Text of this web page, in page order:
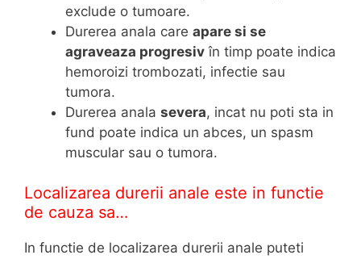
exclude o tumoare.
Durerea anala care apare si se
agraveaza progresiv în timp poate indica
hemoroizi trombozati, infectie sau
tumora.
Durerea anala severa, incat nu poti sta in
fund poate indica un abces, un spasm
muscular sau o tumora.
Localizarea durerii anale este in functie
de cauza sa…
In functie de localizarea durerii anale puteti